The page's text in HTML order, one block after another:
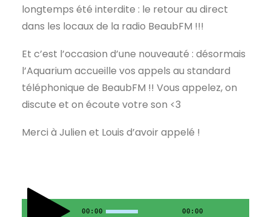
longtemps été interdite : le retour au direct
dans les locaux de la radio BeaubFM !!!
Et c’est l’occasion d’une nouveauté : désormais
l’Aquarium accueille vos appels au standard
téléphonique de BeaubFM !! Vous appelez, on
discute et on écoute votre son <3
Merci à Julien et Louis d’avoir appelé !
00:00 00:00